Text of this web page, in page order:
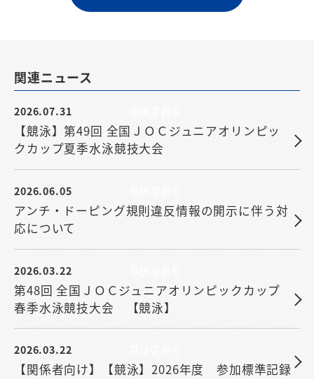
関連ニュース
2026.07.31 競技委員会
【競泳】第49回 全国ＪＯＣジュニアオリンピッ
クカップ夏季水泳競技大会
2026.06.05 競技委員会
アンチ・ドーピング規則違反情報の開示に伴う対
応について
2026.03.22 競技委員会
第48回 全国ＪＯＣジュニアオリンピックカップ
春季水泳競技大会 【競泳】
2026.03.22 競技委員会
【関係者向け】【競泳】2026年度 参加標準記録